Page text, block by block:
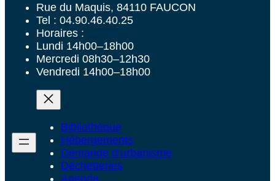
Rue du Maquis, 84110 FAUCON
Tel : 04.90.46.40.25
Horaires :
Lundi 14h00–18h00
Mercredi 08h30–12h30
Vendredi 14h00–18h00
Bibliothèque
Hébergements
Demande d’urbanisme
Déchetteries
Agenda